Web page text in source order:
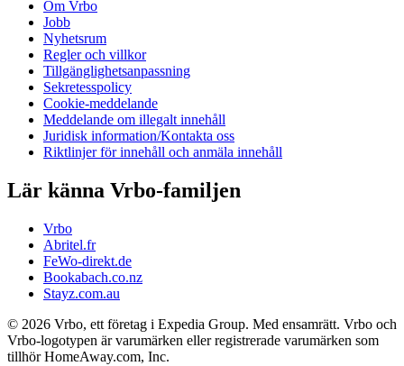
Om Vrbo
Jobb
Nyhetsrum
Regler och villkor
Tillgänglighetsanpassning
Sekretesspolicy
Cookie-meddelande
Meddelande om illegalt innehåll
Juridisk information/Kontakta oss
Riktlinjer för innehåll och anmäla innehåll
Lär känna Vrbo-familjen
Vrbo
Abritel.fr
FeWo-direkt.de
Bookabach.co.nz
Stayz.com.au
© 2026 Vrbo, ett företag i Expedia Group. Med ensamrätt. Vrbo och
Vrbo-logotypen är varumärken eller registrerade varumärken som
tillhör HomeAway.com, Inc.